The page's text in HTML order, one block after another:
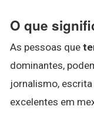
O que
As pessoas que
dominantes,
jornalismo,
excelentes em